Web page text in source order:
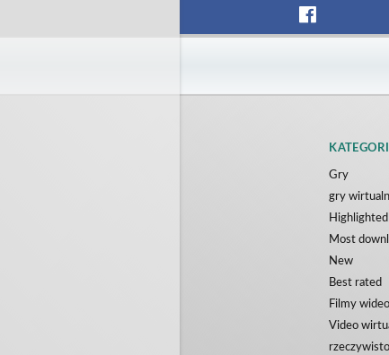
Gry
gry
Highlighted
Most
New
Best rated
Filmy wideo
Video